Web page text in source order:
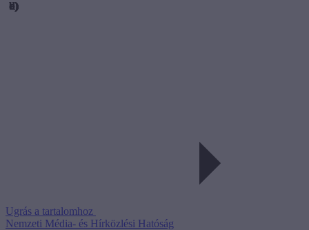
Ugrás a tartalomhoz
Nemzeti Média- és Hírközlési Hatóság